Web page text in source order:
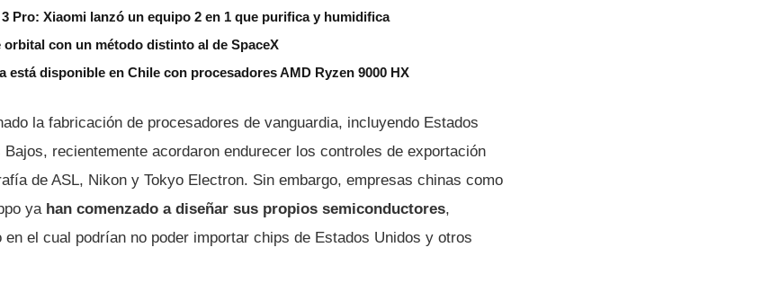
Pro: Xiaomi lanzó un equipo 2 en 1 que purifica y humidifica
con un método distinto al de SpaceX
está disponible en Chile con procesadores AMD Ryzen 9000 HX
la fabricación de procesadores de vanguardia, incluyendo Estados
recientemente acordaron endurecer los controles de exportación
de ASL, Nikon y Tokyo Electron. Sin embargo, empresas chinas como
ya han comenzado a diseñar sus propios semiconductores,
en el cual podrían no poder importar chips de Estados Unidos y otros